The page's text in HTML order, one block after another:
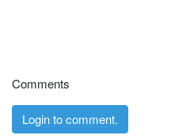
Comments
Login to comment.